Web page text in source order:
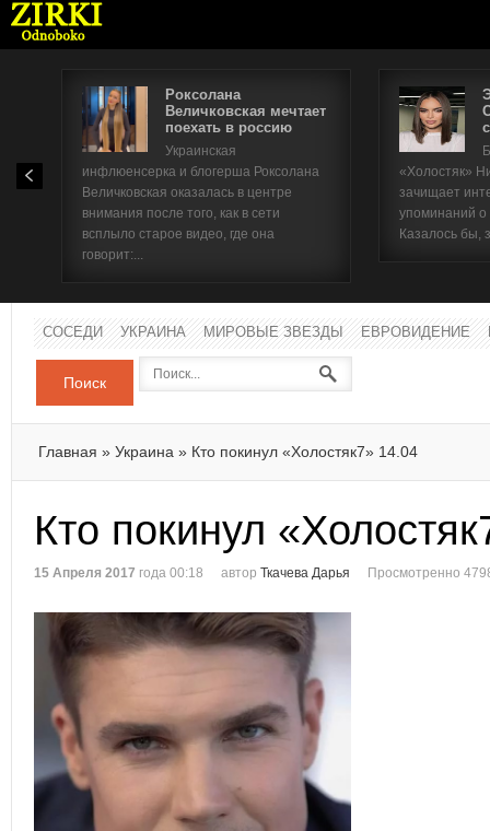
Роксолана
Величковская мечтает
поехать в россию
Украинская
инфлюенсерка и блогерша Роксолана
Величковская оказалась в центре
внимания после того, как в сети
всплыло старое видео, где она
говорит:...
«Холостяк»
зачищает
упоминаний
Казалось бы,
СОСЕДИ УКРАИНА МИРОВЫЕ ЗВЕЗДЫ ЕВРОВИДЕНИЕ
Поиск
Главная » Украина » Кто покинул «Холостяк7» 14.04
Кто покинул
15 Апреля 2017 года 00:18 автор Ткачева Дарья Просмотренно
Имя